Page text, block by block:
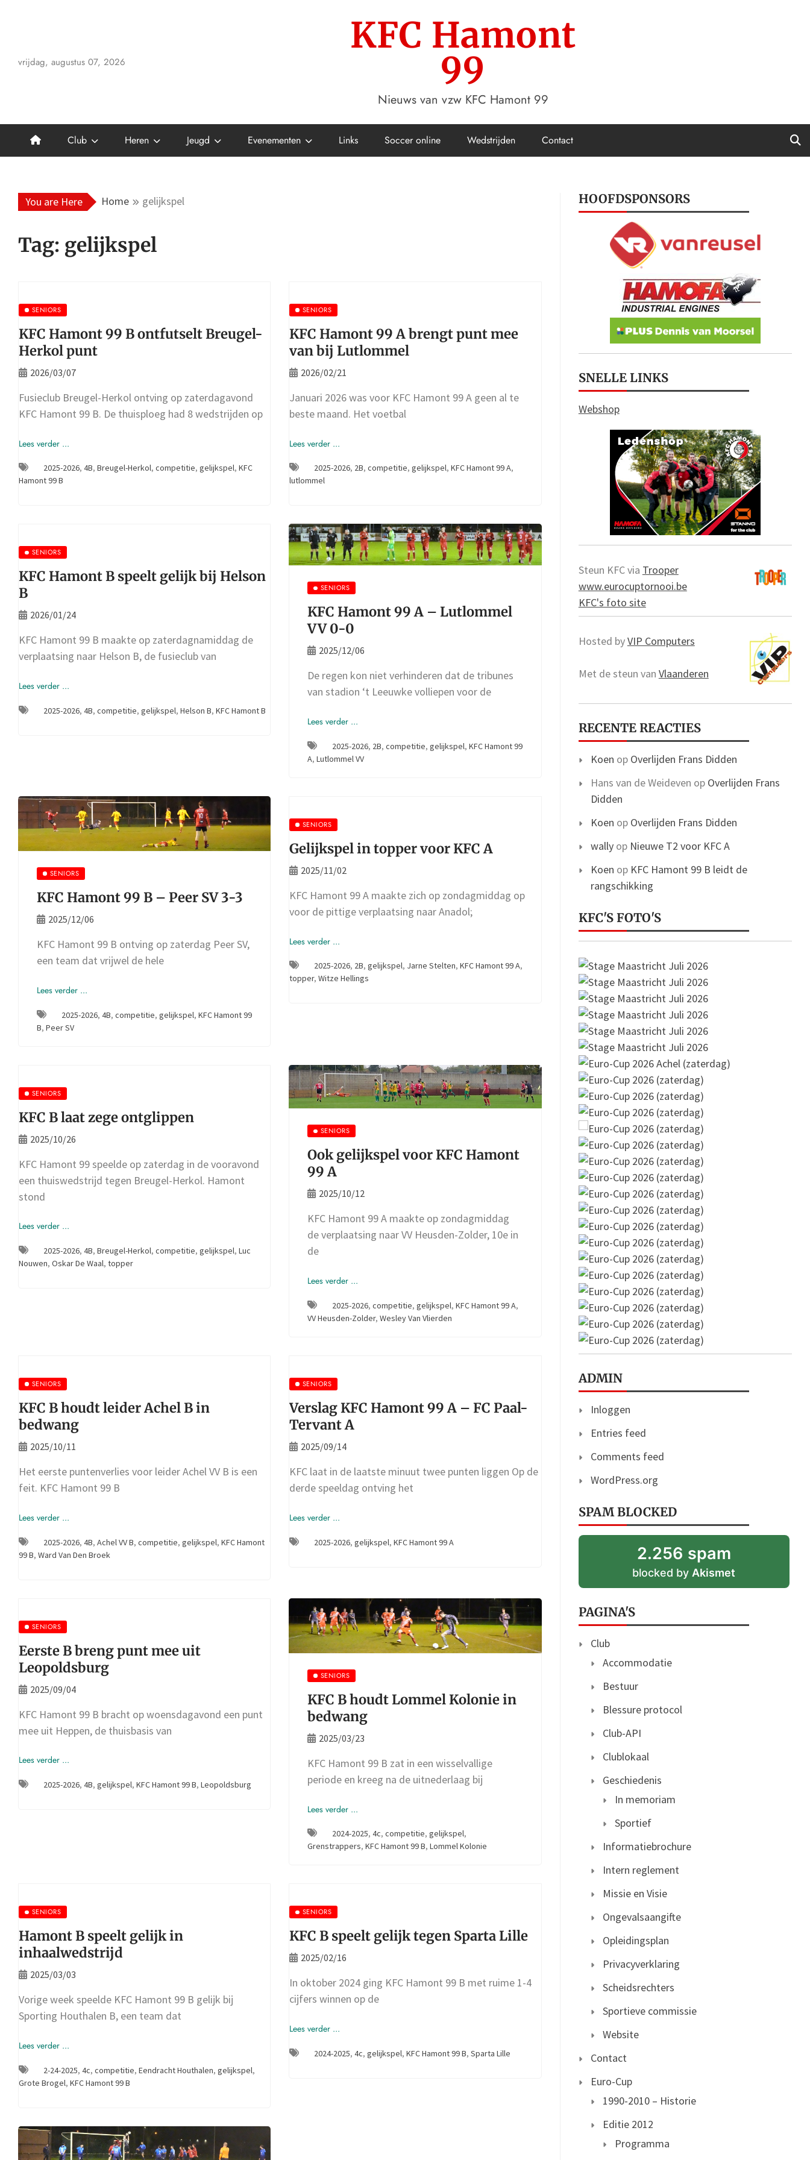
vrijdag, augustus 07, 2026
KFC Hamont
99
Nieuws van vzw KFC Hamont 99
Club Heren Jeugd Evenementen Links Soccer online Wedstrijden Contact
You are Here Home gelijkspel
Tag: gelijkspel
SENIORS
KFC Hamont 99 B ontfutselt Breugel-
Herkol punt
2026/03/07
Fusieclub Breugel-Herkol ontving op zaterdagavond
KFC Hamont 99 B. De thuisploeg had 8 wedstrijden op
Lees verder ...
2025-2026, 4B, Breugel-Herkol, competitie, gelijkspel, KFC
Hamont 99 B
SENIORS
KFC Hamont 99 A brengt punt mee
van bij Lutlommel
2026/02/21
Januari 2026 was voor KFC Hamont 99 A geen al te
beste maand. Het voetbal
Lees verder ...
2025-2026, 2B,competitie,gelijkspel,KFC Hamont 99 A,
lutlommel
SENIORS
KFC Hamont B speelt gelijk bij Helson
B
2026/01/24
KFC Hamont 99 B maakte op zaterdagnamiddag de
verplaatsing naar Helson B, de fusieclub van
Lees verder ...
2025-2026, 4B, competitie, gelijkspel, Helson B, KFC Hamont B
SENIORS
KFC Hamont 99 A – Lutlommel
VV 0-0
2025/12/06
De regen kon niet verhinderen dat de tribunes
van stadion ‘t Leeuwke volliepen voor de
Lees verder ...
2025-2026, 2B,competitie,gelijkspel,KFC Hamont 99
A,Lutlommel VV
SENIORS
KFC Hamont 99 B – Peer SV 3-3
2025/12/06
KFC Hamont 99 B ontving op zaterdag Peer SV,
een team dat vrijwel de hele
Lees verder ...
2025-2026, 4B, competitie, gelijkspel, KFC Hamont 99
B, Peer SV
SENIORS
Gelijkspel in topper voor KFC A
2025/11/02
KFC Hamont 99 A maakte zich op zondagmiddag op
voor de pittige verplaatsing naar Anadol;
Lees verder ...
2025-2026, 2B,gelijkspel, Jarne Stelten,KFC Hamont 99 A,
topper,Witze Hellings
SENIORS
KFC B laat zege ontglippen
2025/10/26
KFC Hamont 99 speelde op zaterdag in de vooravond
een thuiswedstrijd tegen Breugel-Herkol. Hamont
stond
Lees verder ...
2025-2026, 4B, Breugel-Herkol, competitie, gelijkspel, Luc
Nouwen, Oskar De Waal, topper
SENIORS
Ook gelijkspel voor KFC Hamont
99 A
2025/10/12
KFC Hamont 99 A maakte op zondagmiddag
de verplaatsing naar VV Heusden-Zolder, 10e in
de
Lees verder ...
2025-2026,competitie,gelijkspel,KFC Hamont 99 A,
VV Heusden-Zolder,Wesley Van Vlierden
SENIORS
KFC B houdt leider Achel B in
bedwang
2025/10/11
Het eerste puntenverlies voor leider Achel VV B is een
feit. KFC Hamont 99 B
Lees verder ...
2025-2026, 4B, Achel VV B, competitie, gelijkspel, KFC Hamont
99 B, Ward Van Den Broek
SENIORS
Verslag KFC Hamont 99 A – FC Paal-
Tervant A
2025/09/14
KFC laat in de laatste minuut twee punten liggen Op de
derde speeldag ontving het
Lees verder ...
2025-2026,gelijkspel,KFC Hamont 99 A
SENIORS
Eerste B breng punt mee uit
Leopoldsburg
2025/09/04
KFC Hamont 99 B bracht op woensdagavond een punt
mee uit Heppen, de thuisbasis van
Lees verder ...
2025-2026, 4B, gelijkspel, KFC Hamont 99 B, Leopoldsburg
SENIORS
KFC B houdt Lommel Kolonie in
bedwang
2025/03/23
KFC Hamont 99 B zat in een wisselvallige
periode en kreeg na de uitnederlaag bij
Lees verder ...
2024-2025,4c,competitie,gelijkspel,
Grenstrappers,KFC Hamont 99 B,Lommel Kolonie
SENIORS
Hamont B speelt gelijk in
inhaalwedstrijd
2025/03/03
Vorige week speelde KFC Hamont 99 B gelijk bij
Sporting Houthalen B, een team dat
Lees verder ...
2-24-2025, 4c, competitie, Eendracht Houthalen, gelijkspel,
Grote Brogel, KFC Hamont 99 B
SENIORS
KFC B speelt gelijk tegen Sparta Lille
2025/02/16
In oktober 2024 ging KFC Hamont 99 B met ruime 1-4
cijfers winnen op de
Lees verder ...
2024-2025,4c,gelijkspel,KFC Hamont 99 B,Sparta Lille
HOOFDSPONSORS
SNELLE LINKS
Webshop
Steun KFC via Trooper
www.eurocuptornooi.be
KFC's foto site
Hosted byVIP Computers
Met de steun van Vlaanderen
RECENTE REACTIES
Koen op Overlijden Frans Didden
Hans van de Weideven op Overlijden Frans
Didden
Koen op Overlijden Frans Didden
wallyop Nieuwe T2 voor KFC A
Koen op KFC Hamont 99 B leidt de
rangschikking
KFC'S FOTO'S
ADMIN
Inloggen
Entries feed
Comments feed
WordPress.org
SPAM BLOCKED
2.256 spam
blocked byAkismet
PAGINA'S
Club
Accommodatie
Bestuur
Blessure protocol
Club-API
Clublokaal
Geschiedenis
In memoriam
Sportief
Informatiebrochure
Intern reglement
Missie en Visie
Ongevalsaangifte
Opleidingsplan
Privacyverklaring
Scheidsrechters
Sportieve commissie
Website
Contact
Euro-Cup
1990-2010 – Historie
Editie 2012
Programma